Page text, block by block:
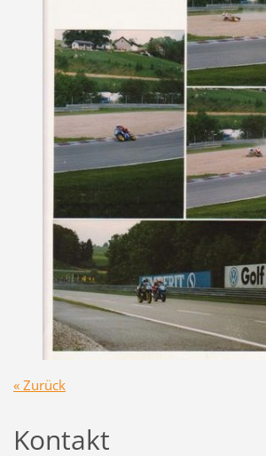
« Zurück
Kontakt